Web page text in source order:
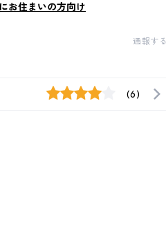
お住まいの方向け
通報する
(6)